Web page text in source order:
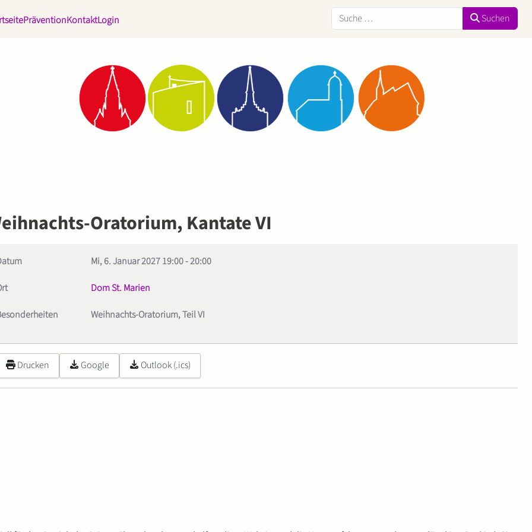
PräventionKontaktLogin Suchen Suchen
Oratorium, Kantate VI
Mi, 6. Januar 202719:00-20:00
Dom St. Marien
Weihnachts-Oratorium, Teil VI
Drucken Google Outlook (.ics)